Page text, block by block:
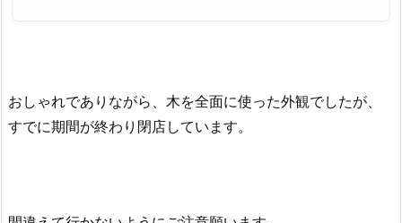
おしゃれでありながら、木を全面に使った外観でしたが、
すでに期間が終わり閉店しています。